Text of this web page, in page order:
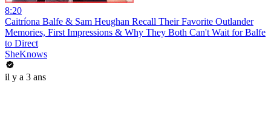
8:20
Caitríona Balfe & Sam Heughan Recall Their Favorite Outlander
Memories, First Impressions & Why They Both Can't Wait for Balfe
to Direct
SheKnows
il y a 3 ans